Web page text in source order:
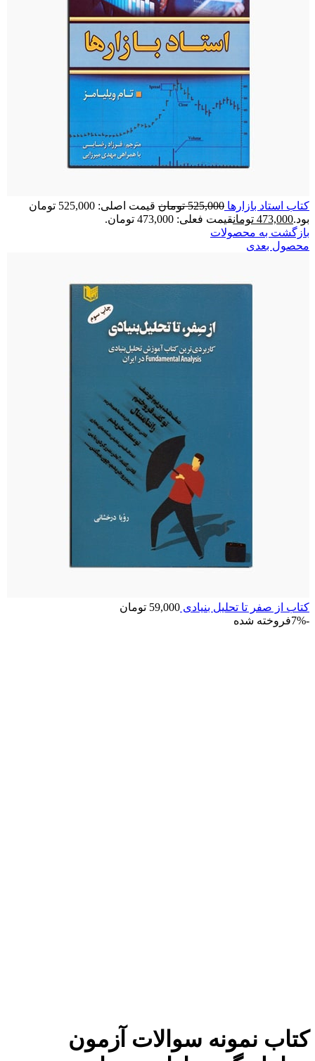
كتاب استاد بازارها 525,000 تومان
قیمت اصلی: 525,000 تومان
بود.473,000 تومانقیمت فعلی: 473,000 تومان.
بازگشت به محصولات
محصول بعدی
کتاب از صفر تا تحلیل بنیادی 59,000 تومان
-7%
فروخته شده
کتاب نمونه سوالات آزمون